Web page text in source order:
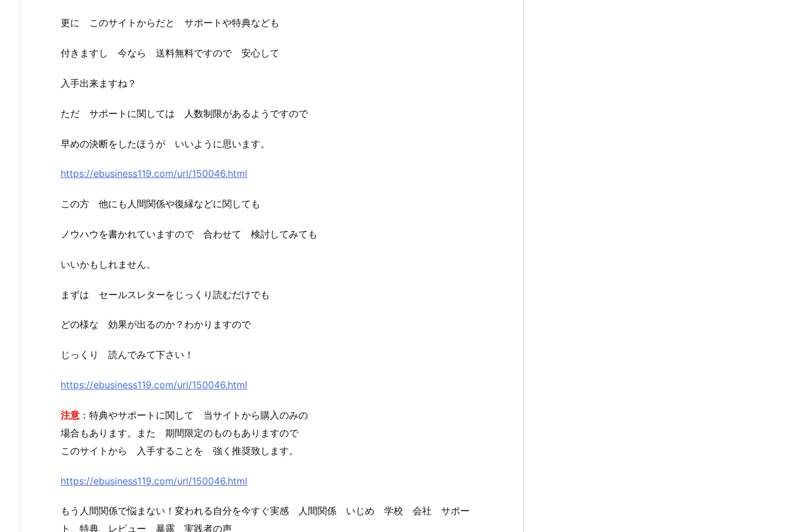
更に このサイトからだと サポートや特典なども
付きますし 今なら 送料無料ですので 安心して
入手出来ますね？
ただ サポートに関しては 人数制限があるようですので
早めの決断をしたほうが いいように思います。
https://ebusiness119.com/url/150046.html
この方 他にも人間関係や復縁などに関しても
ノウハウを書かれていますので 合わせて 検討してみても
いいかもしれません。
まずは セールスレターをじっくり読むだけでも
どの様な 効果が出るのか？わかりますので
じっくり 読んでみて下さい！
https://ebusiness119.com/url/150046.html
注意 ：特典やサポートに関して 当サイトから購入のみの
場合もあります。また 期間限定のものもありますので
このサイトから 入手することを 強く推奨致します。
https://ebusiness119.com/url/150046.html
もう人間関係で悩まない！変われる自分を今すぐ実感 人間関係 いじめ 学校 会社 サポー
ト 特典 レビュー 暴露 実践者の声